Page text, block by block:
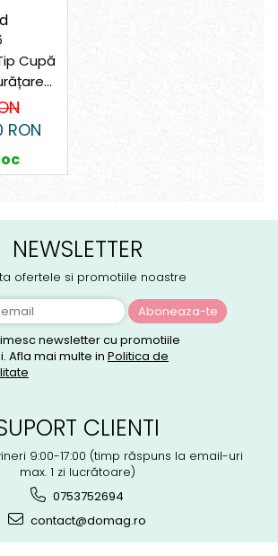
Cupă
NEWSLETTER
ofertele si promotiile noastre
newsletter cu promotiile
Afla mai multe in Politica de
CLIENTI
9:00-17:00 (timp răspuns la email-uri
max. 1 zi lucrătoare)
0753752694
contact@domag.ro